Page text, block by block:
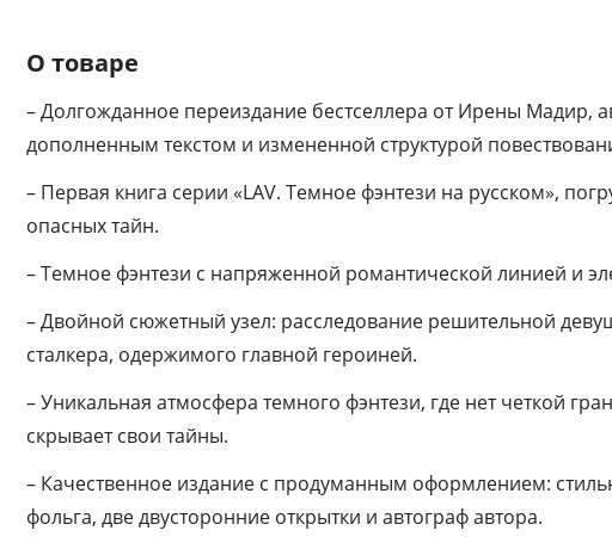
О товаре
– Долгожданное переиздание бестселлера от Ирены Мадир,
дополненным текстом и измененной структурой
– Первая книга серии «LAV. Темное фэнтези на русском»,
опасных тайн.
– Темное фэнтези с напряженной романтической линией и
– Двойной сюжетный узел: расследование решительной
сталкера, одержимого главной героиней.
– Уникальная атмосфера темного фэнтези, где нет четкой
скрывает свои тайны.
– Качественное издание с продуманным оформлением:
фольга, две двусторонние открытки и автограф автора.